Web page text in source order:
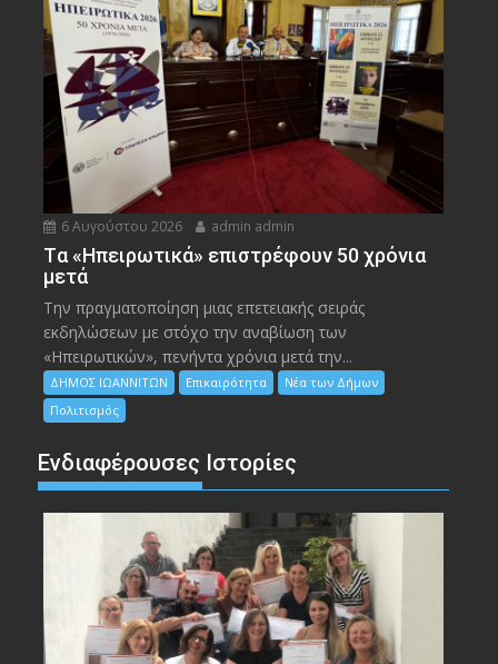
6 Αυγούστου 2026 admin admin
Tα «Ηπειρωτικά» επιστρέφουν 50 χρόνια
μετά
Την πραγματοποίηση μιας επετειακής σειράς
εκδηλώσεων με στόχο την αναβίωση των
«Ηπειρωτικών», πενήντα χρόνια μετά την...
ΔΗΜΟΣ ΙΩΑΝΝΙΤΩΝ Επικαιρότητα
Νέα των Δήμων
Πολιτισμός
Ενδιαφέρουσες Ιστορίες